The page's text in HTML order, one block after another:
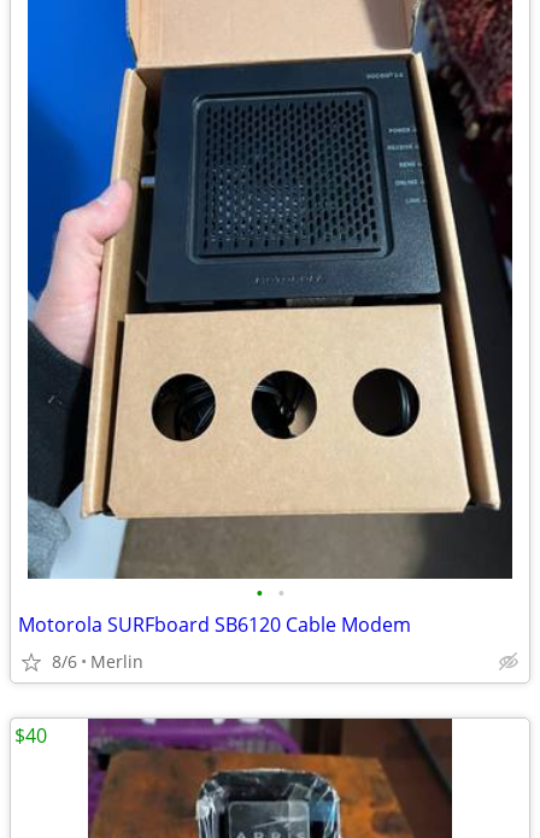
• •
Motorola SURFboard SB6120 Cable Modem
8/6 Merlin
$40